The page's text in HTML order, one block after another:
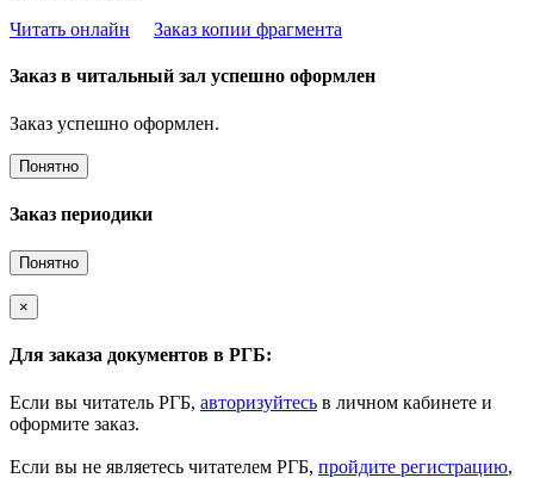
Читать онлайн
Заказ копии фрагмента
Заказ в читальный зал успешно оформлен
Заказ успешно оформлен.
Понятно
Заказ периодики
Понятно
×
Для заказа документов в РГБ:
Если вы читатель РГБ, авторизуйтесь в личном кабинете и
оформите заказ.
Если вы не являетесь читателем РГБ, пройдите регистрацию,